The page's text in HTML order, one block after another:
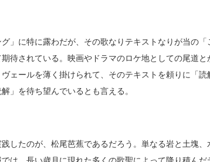
」に特に露わだが、その歌なりテキストなりが当の「
待されている。映画やドラマのロケ地としての尾道
ェールを薄く掛けられて、そのテキストを頼りに「
」を待ち望んでいるとも言える。
したのが、松尾芭蕉であるだろう。単なる岩と土塊、